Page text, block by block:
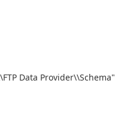
Data Provider\\Schema"